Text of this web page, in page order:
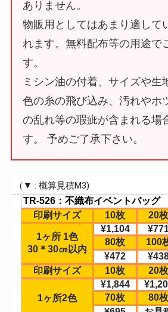
ありません。
物販用としてはあまり適して
れます。無料配布等の用途で
す。
ミシン油の付着、サイズや生
色の糸の飛び込み、汚れやホ
の乱れ等の瑕疵が含まれる場
す。 予めご了承下さい。